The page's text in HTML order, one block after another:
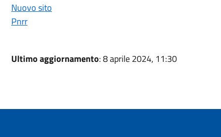
Nuovo sito
Pnrr
Ultimo aggiornamento: 8 aprile 2024, 11:30